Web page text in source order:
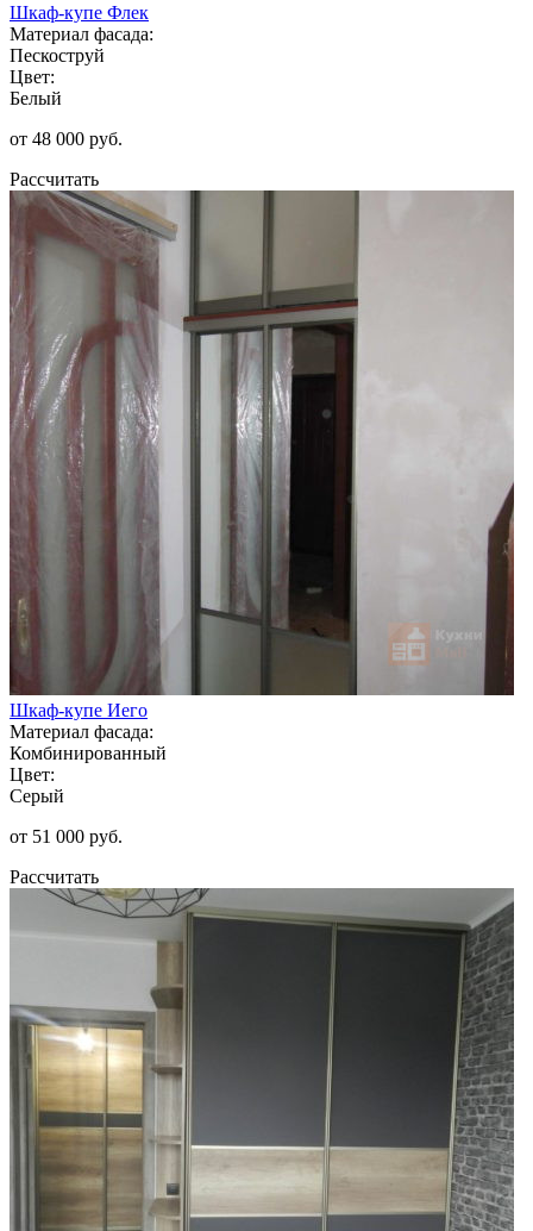
Шкаф-купе Флек
Материал фасада:
Пескоструй
Цвет:
Белый
от 48 000 руб.
Рассчитать
Шкаф-купе Иего
Материал фасада:
Комбинированный
Цвет:
Серый
от 51 000 руб.
Рассчитать